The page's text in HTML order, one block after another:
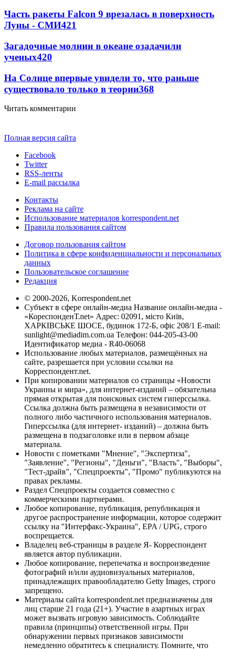
Часть ракеты Falcon 9 врезалась в поверхность
Луны - СМИ421
Загадочные молнии в океане озадачили
ученых420
На Солнце впервые увидели то, что раньше
существовало только в теории368
Читать комментарии
Полная версия сайта
Facebook
Twitter
RSS-ленты
E-mail рассылка
Контакты
Реклама на сайте
Использование материалов korrespondent.net
Правила пользования сайтом
Договор пользования сайтом
Политика в сфере конфиденциальности и персональных
данных
Пользовательское соглашение
Редакция
© 2000-2026, Korrespondent.net
Субъект в сфере онлайн-медиа Название онлайн-медиа -
«КореспонденТ.net» Адрес: 02091, місто Київ,
ХАРКІВСЬКЕ ШОСЕ, будинок 172-Б, офіс 208/1 E-mail:
sunlight@mediadim.com.ua Телефон: 044-205-43-00
Идентификатор медиа - R40-06068
Использование любых материалов, размещённых на
сайте, разрешается при условии ссылки на
Корреспондент.net.
При копировании материалов со страницы «Новости
Украины и мира», для интернет-изданий – обязательна
прямая открытая для поисковых систем гиперссылка.
Ссылка должна быть размещена в независимости от
полного либо частичного использования материалов.
Гиперссылка (для интернет- изданий) – должна быть
размещена в подзаголовке или в первом абзаце
материала.
Новости с пометками "Мнение", "Экспертиза",
"Заявление", "Регионы", "Деньги", "Власть", "Выборы",
"Тест-драйв", "Спецпроекты", "Промо" публикуются на
правах рекламы.
Раздел Спецпроекты создается совместно с
коммерческими партнерами.
Любое копирование, публикация, републикация и
другое распространение информации, которое содержит
ссылку на "Интерфакс-Украина", EPA / UPG, строго
воспрещается.
Владелец веб-страницы в разделе Я- Корреспондент
является автор публикации.
Любое копирование, перепечатка и воспроизведение
фотографий и/или аудиовизуальных материалов,
принадлежащих правообладателю Getty Images, строго
запрещено.
Материалы сайта korrespondent.net предназначены для
лиц старше 21 года (21+). Участие в азартных играх
может вызвать игровую зависимость. Соблюдайте
правила (принципы) ответственной игры. При
обнаружении первых признаков зависимости
немедленно обратитесь к специалисту. Помните, что